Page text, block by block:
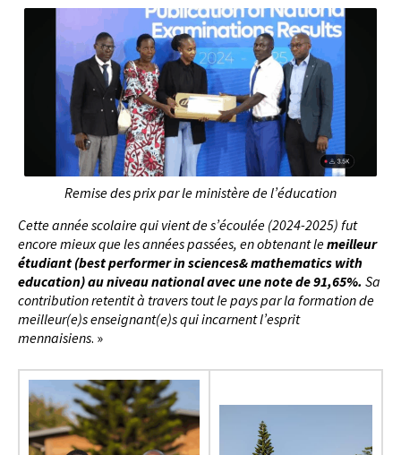
Remise des prix par le ministère de l’éducation
Cette année scolaire qui vient de s’écoulée (2024-2025) fut
encore mieux que les années passées, en obtenant lemeilleur
étudiant (best performer in sciences& mathematics with
education) au niveau national avec une note de 91,65%. Sa
contribution retentit à travers tout le pays par la formation de
meilleur(e)s enseignant(e)s qui incarnent l’esprit
mennaisiens. »